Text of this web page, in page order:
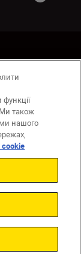
Ми також
нашого
cookie